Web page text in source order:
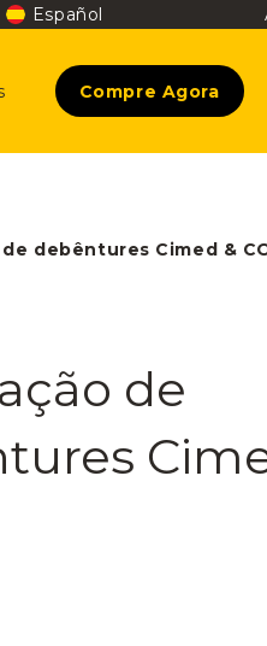
Español
Compre Agora
debêntures Cimed &
de